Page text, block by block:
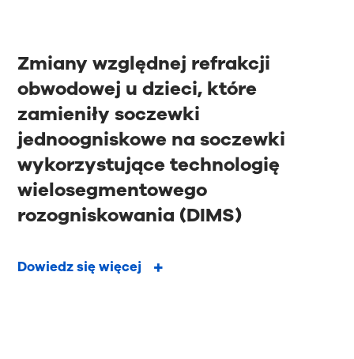
Zmiany względnej refrakcji
obwodowej u dzieci, które
zamieniły soczewki
jednoogniskowe na soczewki
wykorzystujące technologię
wielosegmentowego
rozogniskowania (DIMS)
Dowiedz się więcej